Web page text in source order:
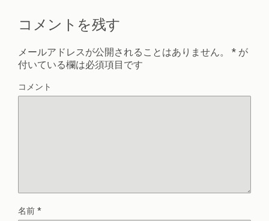
コメントを残す
メールアドレスが公開されることはありません。 * が
付いている欄は必須項目です
コメント
名前 *